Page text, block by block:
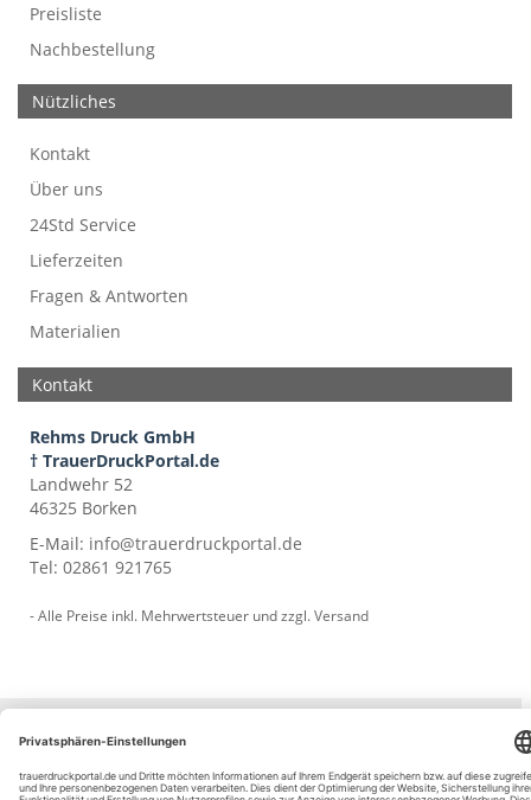
Preisliste
Nachbestellung
Nützliches
Kontakt
Über uns
24Std Service
Lieferzeiten
Fragen & Antworten
Materialien
Kontakt
Rehms Druck GmbH
† TrauerDruckPortal.de
Landwehr 52
46325 Borken
E-Mail: info@trauerdruckportal.de
Tel: 02861 921765
- Alle Preise inkl. Mehrwertsteuer und zzgl.Versand
Impressum AGB Datenschutz Vertrag widerrufen
Muster-Widerruf